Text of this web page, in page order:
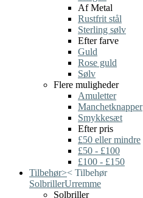
Af Metal
Rustfrit stål
Sterling sølv
Efter farve
Guld
Rose guld
Sølv
Flere muligheder
Amuletter
Manchetknapper
Smykkesæt
Efter pris
£50 eller mindre
£50 - £100
£100 - £150
Tilbehør>< Tilbehør
SolbrillerUrremme
Solbriller